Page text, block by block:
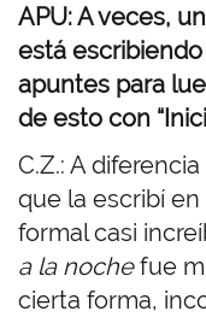
APU: A veces,
está
apuntes para
de esto con
C.Z.: A
que la escribí
formal casi
a la nochefue
cierta forma,